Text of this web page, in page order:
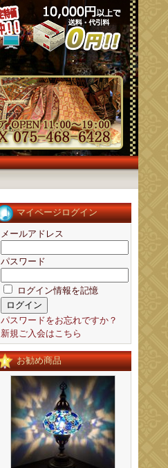
マイページログイン
メールアドレス
パスワード
ログイン情報を記憶
パスワードをお忘れですか？
新規ご入会はこちら
お勧め商品